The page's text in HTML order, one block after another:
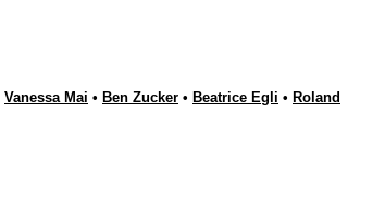
Vanessa Mai • Ben Zucker • Beatrice Egli • Roland